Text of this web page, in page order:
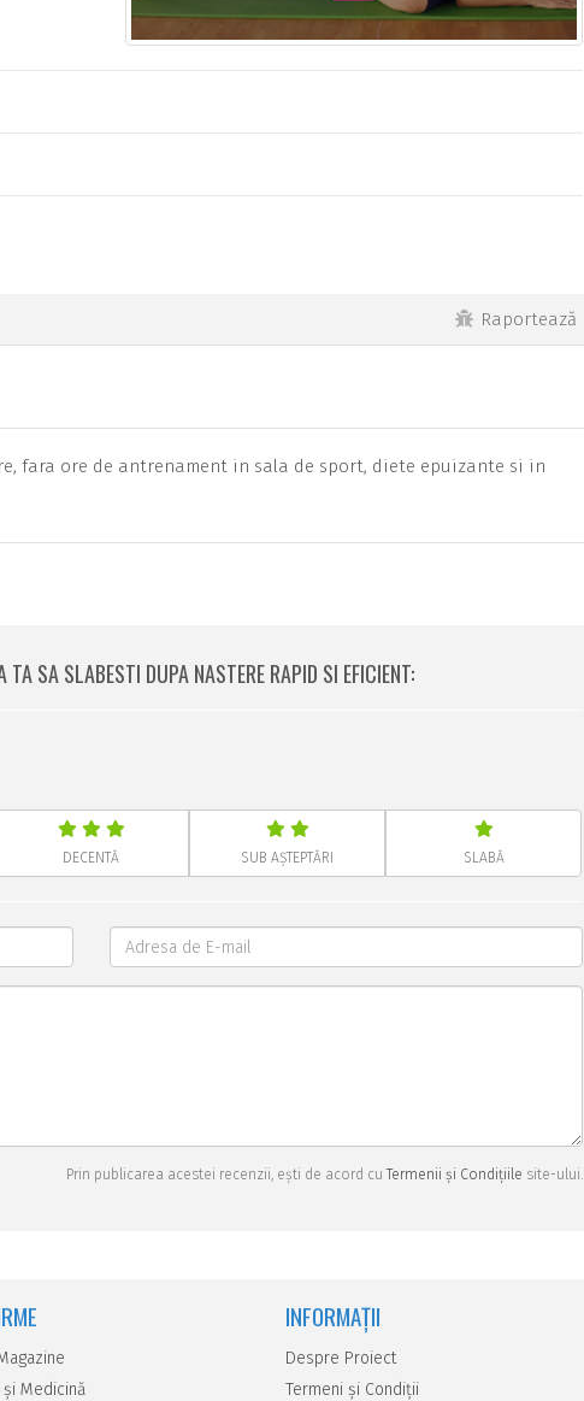
Raportează
fara ore de antrenament in sala de sport, diete epuizante si in
SA SLABESTI DUPA NASTERE RAPID SI EFICIENT:
DECENTĂ SUB AȘTEPTĂRI SLABĂ
Prin publicarea acestei recenzii, ești de acord cuTermenii și Condițiile site-ului.
Medicină
INFORMAȚII
Despre Proiect
Termeni și Condiții